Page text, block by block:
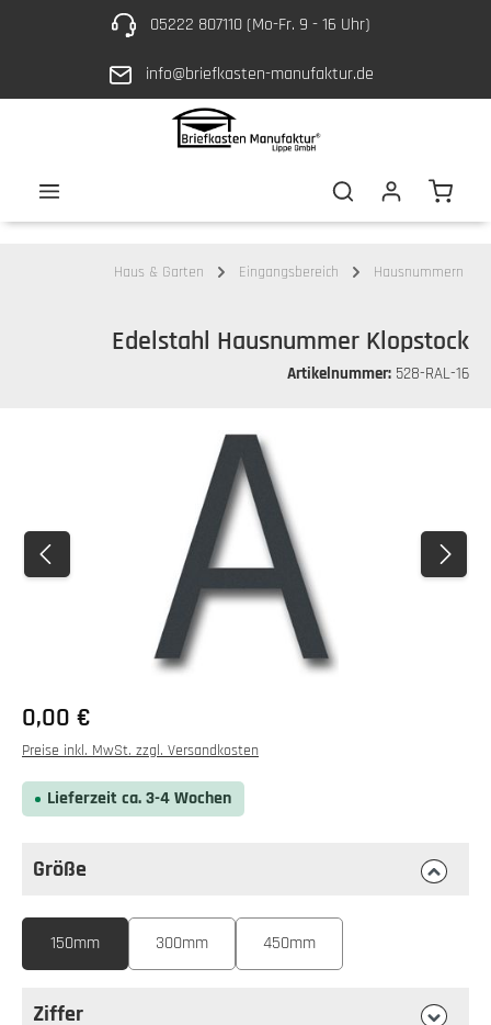
Zum Hauptinhalt springen05222 807110 (Mo-Fr. 9 - 16 Uhr)
info@briefkasten-manufaktur.de
Haus & Garten Eingangsbereich Hausnummern
Edelstahl Hausnummer Klopstock
Artikelnummer: 528-RAL-16
0,00 €
Preise inkl. MwSt. zzgl. Versandkosten
Lieferzeit ca. 3-4 Wochen
Größe
Größeauswählen
150mm 300mm 450mm
Ziffer